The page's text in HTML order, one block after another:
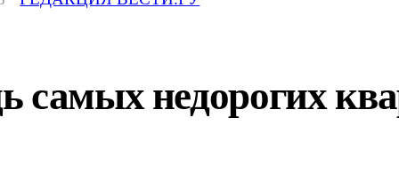
самых недорогих